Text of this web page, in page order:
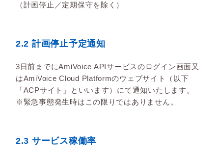
（計画停止／定期保守を除く）
2.2 計画停止予定通知
3日前までにAmiVoice APIサービスのログイン画面又
はAmiVoice Cloud Platformのウェブサイト（以下
「ACPサイト」といいます）にて通知いたします。
※緊急事態発生時はこの限りではありません。
2.3 サービス稼働率